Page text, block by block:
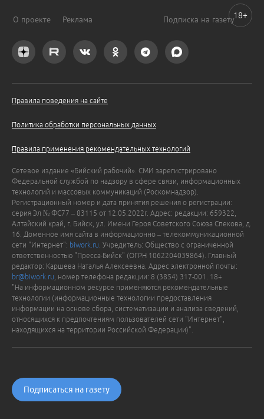
О проекте Реклама Подписка на газету
Правила поведения на сайте
Политика обработки персональных данных
Правила применения рекомендательных технологий
Сетевое издание «Бийский рабочий». СМИ зарегистрировано
Федеральной службой по надзору в сфере связи, информационных
технологий и массовых коммуникаций (Роскомнадзор).
Регистрационный номер и дата принятия решения о регистрации:
серия Эл № ФС77 – 83115 от 12.05.2022г. Адрес: редакции: 659322,
Алтайский край, г. Бийск, ул. Имени Героя Советского Союза Спекова, д.
16. Доменное имя сайта в информационно – телекоммуникационной
сети "Интернет": biwork.ru . Учредитель: Общество с ограниченной
ответственностью "Пресса-Бийск" (ОГРН 1062204039864). Главный
редактор: Каршева Наталья Алексеевна. Адрес электронной почты:
br@biwork.ru , номер телефона редакции: 8 (3854) 317-001. 18+
"На информационном ресурсе применяются рекомендательные
технологии (информационные технологии предоставления
информации на основе сбора, систематизации и анализа сведений,
относящихся к предпочтениям пользователей сети "Интернет",
находящихся на территории Российской Федерации)".
Подписаться на газету
18+